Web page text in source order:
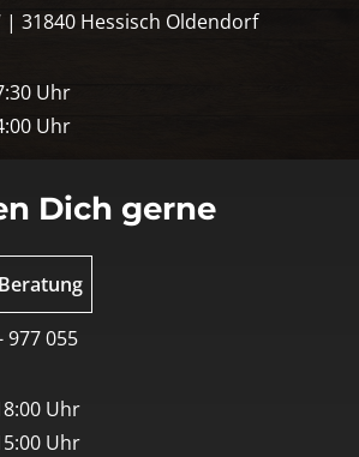
31840 Hessisch Oldendorf
Uhr
Uhr
Dich gerne
977 055
Uhr
Uhr